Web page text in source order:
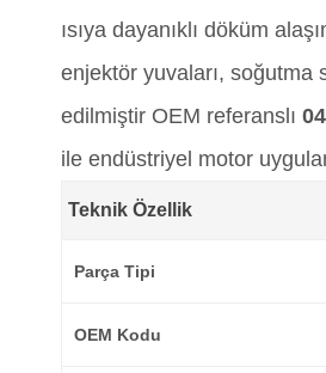
ısıya dayanıklı döküm
enjektör yuvaları, soğutma
edilmiştir OEM referanslı
ile endüstriyel motor
Teknik Özellik
Parça Tipi
OEM Kodu